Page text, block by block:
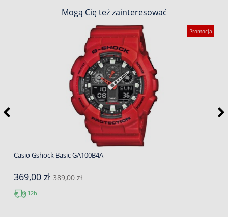
Mogą Cię też zainteresować
Promocja
Casio Gshock Basic GA100B4A
369,00 zł 389,00 zł
12h